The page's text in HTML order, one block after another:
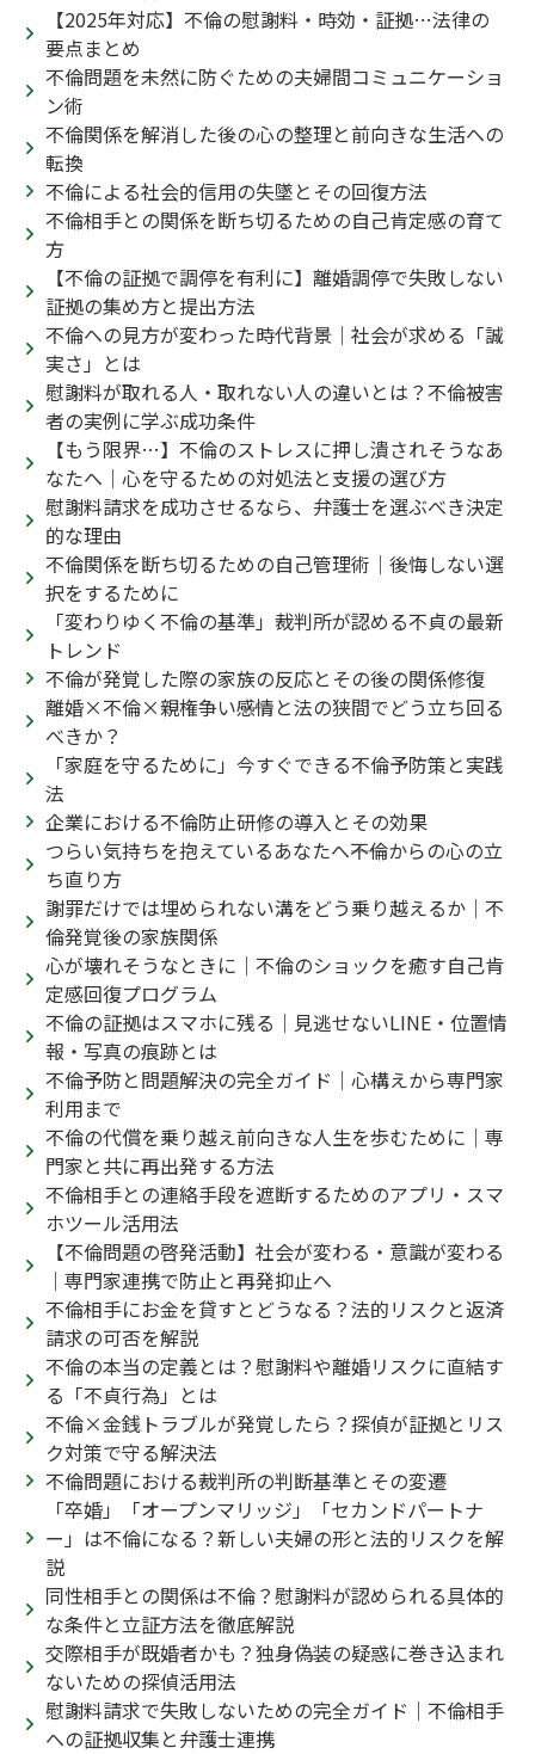
【2025年対応】不倫の慰謝料・時効・証拠…法律の
要点まとめ
不倫問題を未然に防ぐための夫婦間コミュニケーショ
ン術
不倫関係を解消した後の心の整理と前向きな生活への
転換
不倫による社会的信用の失墜とその回復方法
不倫相手との関係を断ち切るための自己肯定感の育て
方
【不倫の証拠で調停を有利に】離婚調停で失敗しない
証拠の集め方と提出方法
不倫への見方が変わった時代背景｜社会が求める「誠
実さ」とは
慰謝料が取れる人・取れない人の違いとは？不倫被害
者の実例に学ぶ成功条件
【もう限界…】不倫のストレスに押し潰されそうなあ
なたへ｜心を守るための対処法と支援の選び方
慰謝料請求を成功させるなら、弁護士を選ぶべき決定
的な理由
不倫関係を断ち切るための自己管理術｜後悔しない選
択をするために
「変わりゆく不倫の基準」裁判所が認める不貞の最新
トレンド
不倫が発覚した際の家族の反応とその後の関係修復
離婚×不倫×親権争い――感情と法の狭間でどう立ち回る
べきか？
「家庭を守るために」今すぐできる不倫予防策と実践
法
企業における不倫防止研修の導入とその効果
つらい気持ちを抱えているあなたへ――不倫からの心の立
ち直り方
謝罪だけでは埋められない溝をどう乗り越えるか｜不
倫発覚後の家族関係
心が壊れそうなときに｜不倫のショックを癒す自己肯
定感回復プログラム
不倫の証拠はスマホに残る｜見逃せないLINE・位置情
報・写真の痕跡とは
不倫予防と問題解決の完全ガイド｜心構えから専門家
利用まで
不倫の代償を乗り越え前向きな人生を歩むために｜専
門家と共に再出発する方法
不倫相手との連絡手段を遮断するためのアプリ・スマ
ホツール活用法
【不倫問題の啓発活動】社会が変わる・意識が変わる
｜専門家連携で防止と再発抑止へ
不倫相手にお金を貸すとどうなる？法的リスクと返済
請求の可否を解説
不倫の本当の定義とは？慰謝料や離婚リスクに直結す
る「不貞行為」とは
不倫×金銭トラブルが発覚したら？探偵が証拠とリス
ク対策で守る解決法
不倫問題における裁判所の判断基準とその変遷
「卒婚」「オープンマリッジ」「セカンドパートナ
ー」は不倫になる？新しい夫婦の形と法的リスクを解
説
同性相手との関係は不倫？慰謝料が認められる具体的
な条件と立証方法を徹底解説
交際相手が既婚者かも？独身偽装の疑惑に巻き込まれ
ないための探偵活用法
慰謝料請求で失敗しないための完全ガイド｜不倫相手
への証拠収集と弁護士連携